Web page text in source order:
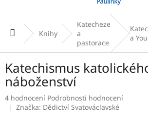
Domů Knihy
Katecheze
a
pastorace
a
Katechismus
náboženství
Průměrné
hodnocení
4 hodnocení Podrobnosti hodnocení
Značka: Dědictví Svatováclavské